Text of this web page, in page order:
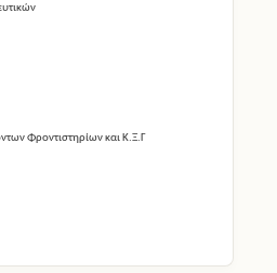
Φροντιστηρίων και Κ.Ξ.Γ